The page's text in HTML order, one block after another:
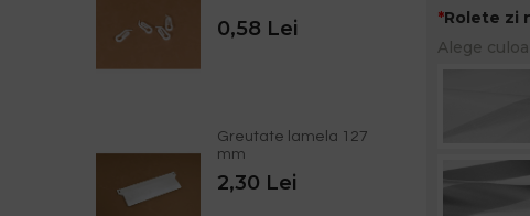
0,58 Lei
Greutate lamela 127
mm
2,30 Lei
Rolete zi
Alege